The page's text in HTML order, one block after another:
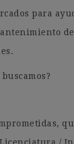
para
buscamos?